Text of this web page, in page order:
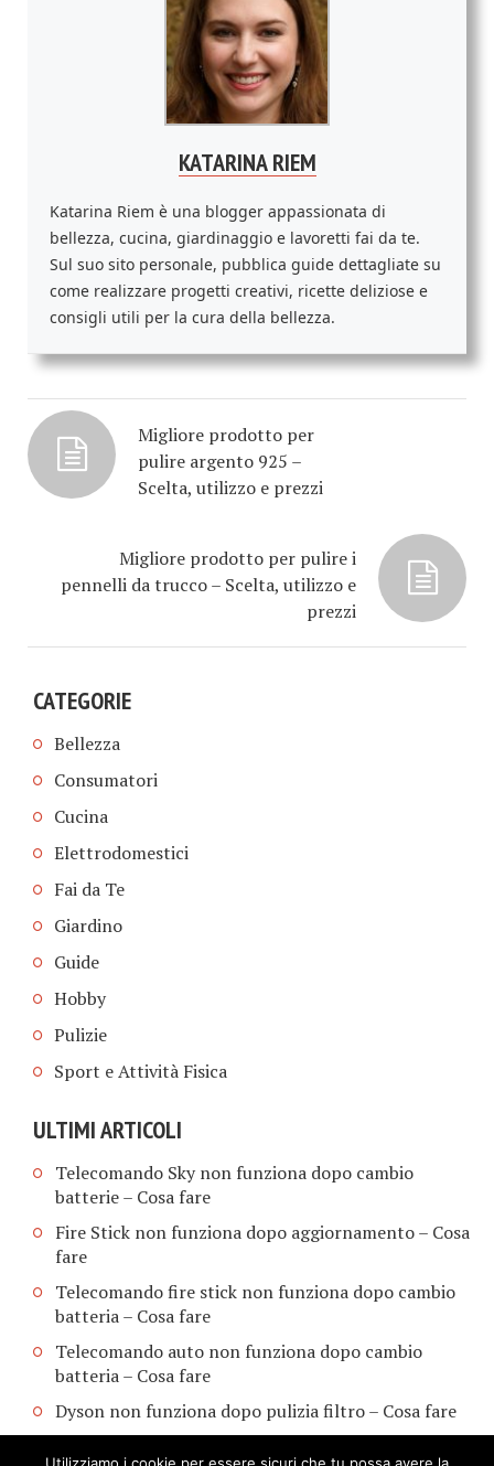
KATARINA RIEM
Katarina Riem è una blogger appassionata di
bellezza, cucina, giardinaggio e lavoretti fai da te.
Sul suo sito personale, pubblica guide dettagliate su
come realizzare progetti creativi, ricette deliziose e
consigli utili per la cura della bellezza.
Migliore prodotto per
pulire argento 925 –
Scelta, utilizzo e prezzi
Migliore prodotto per pulire i
pennelli da trucco – Scelta, utilizzo e
prezzi
CATEGORIE
Bellezza
Consumatori
Cucina
Elettrodomestici
Fai da Te
Giardino
Guide
Hobby
Pulizie
Sport e Attività Fisica
ULTIMI ARTICOLI
Telecomando Sky non funziona dopo cambio
batterie​ – Cosa fare
Fire Stick non funziona dopo aggiornamento​ – Cosa
fare
Telecomando fire stick non funziona dopo cambio
batteria​ – Cosa fare
Telecomando auto non funziona dopo cambio
batteria​ – Cosa fare
Dyson non funziona dopo pulizia filtro​ – Cosa fare